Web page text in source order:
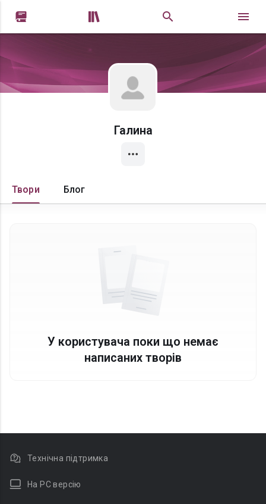
 
Галина
Твори Блог
У користувача поки що немає
написаних творів
Технічна підтримка
На PC версію